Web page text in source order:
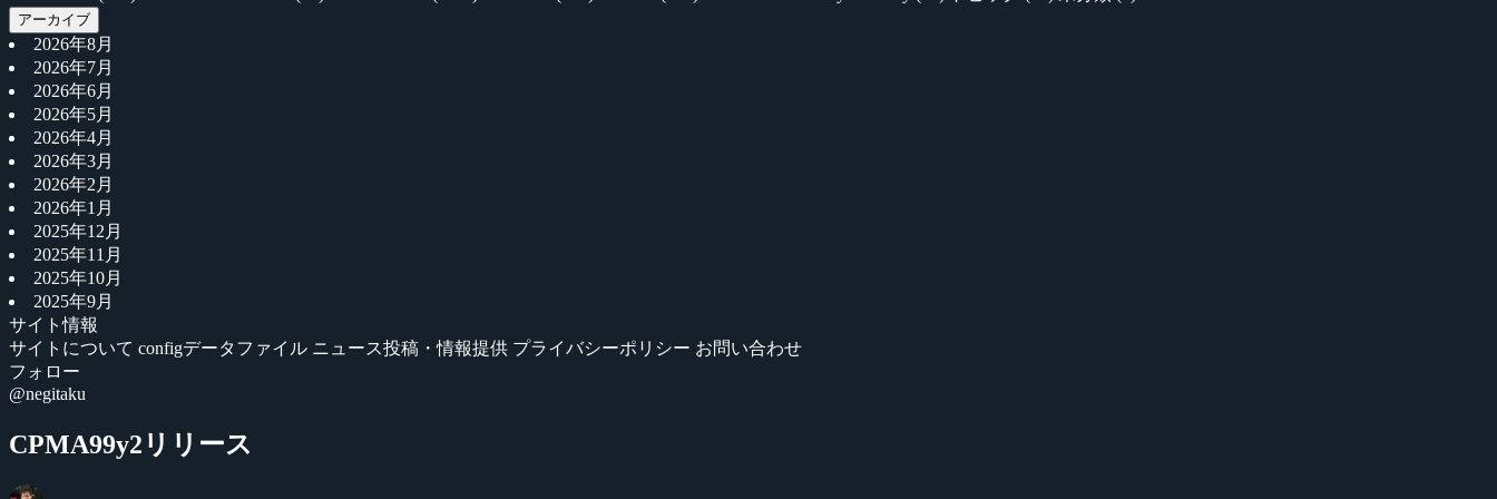
アーカイブ
2026年8月
2026年7月
2026年6月
2026年5月
2026年4月
2026年3月
2026年2月
2026年1月
2025年12月
2025年11月
2025年10月
2025年9月
サイト情報
サイトについて configデータファイル ニュース投稿・情報提供 プライバシーポリシー お問い合わせ
フォロー
@negitaku
CPMA99y2リリース